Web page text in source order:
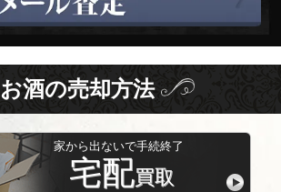
お酒の売却方法
家から出ないで手続終了
宅配買取